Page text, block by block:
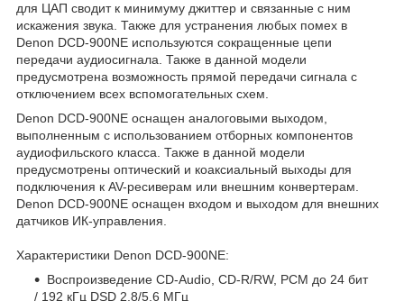
для ЦАП сводит к минимуму джиттер и связанные с ним
искажения звука. Также для устранения любых помех в
Denon DCD-900NE используются сокращенные цепи
передачи аудиосигнала. Также в данной модели
предусмотрена возможность прямой передачи сигнала с
отключением всех вспомогательных схем.
Denon DCD-900NE оснащен аналоговыми выходом,
выполненным с использованием отборных компонентов
аудиофильского класса. Также в данной модели
предусмотрены оптический и коаксиальный выходы для
подключения к AV-ресиверам или внешним конвертерам.
Denon DCD-900NE оснащен входом и выходом для внешних
датчиков ИК-управления.
Характеристики Denon DCD-900NE:
Воспроизведение CD-Audio, CD-R/RW, PCM дo 24 бит
/ 192 кГц DSD 2,8/5,6 МГц